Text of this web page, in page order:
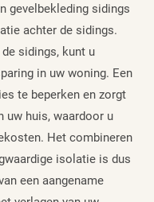
gevelbekleding sidings
achter de sidings.
sidings, kunt u
in uw woning. Een
te beperken en zorgt
uw huis, waardoor u
Het combineren
isolatie is dus
een aangename